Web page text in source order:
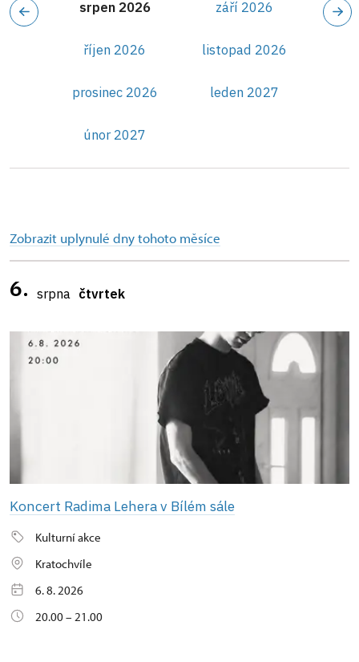
srpen 2026 září 2026
říjen 2026 listopad 2026
prosinec 2026 leden 2027
únor 2027
Zobrazit uplynulé dny tohoto měsíce
6. srpna čtvrtek
Koncert Radima Lehera v Bílém sále
Kulturní akce
Kratochvíle
6. 8. 2026
20.00 – 21.00